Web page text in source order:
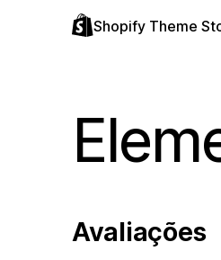
Shopify Theme
Avaliações